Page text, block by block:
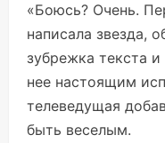
«Боюсь? Очень.
написала звезда,
зубрежка текста
нее настоящим
телеведущая
быть веселым.